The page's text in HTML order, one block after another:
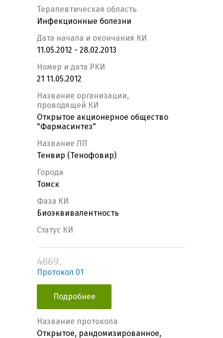
Терапевтическая область
Инфекционные болезни
Дата начала и окончания КИ
11.05.2012 - 28.02.2013
Номер и дата РКИ
21 11.05.2012
Название организации,
проводящей КИ
Открытое акционерное общество
"Фармасинтез"
Название ЛП
Тенвир (Тенофовир)
Города
Томск
Фаза КИ
Биоэквивалентность
Статус КИ
4869.
Протокол 01
Подробнее
Название протокола
Открытое, рандомизированное,